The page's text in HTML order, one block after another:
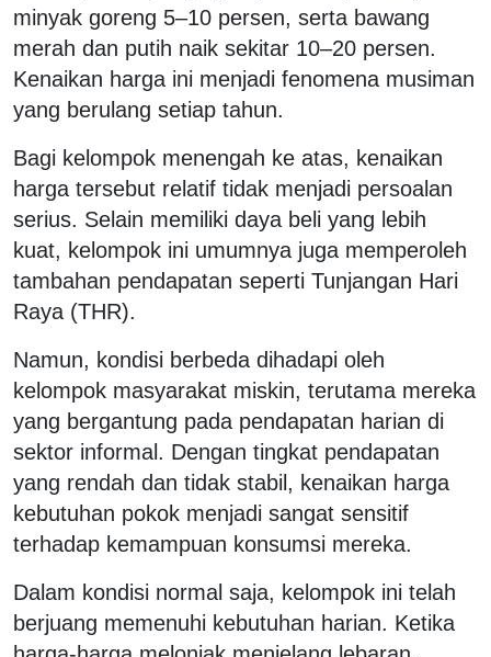
minyak goreng 5–10 persen, serta bawang
merah dan putih naik sekitar 10–20 persen.
Kenaikan harga ini menjadi fenomena musiman
yang berulang setiap tahun.
Bagi kelompok menengah ke atas, kenaikan
harga tersebut relatif tidak menjadi persoalan
serius. Selain memiliki daya beli yang lebih
kuat, kelompok ini umumnya juga memperoleh
tambahan pendapatan seperti Tunjangan Hari
Raya (THR).
Namun, kondisi berbeda dihadapi oleh
kelompok masyarakat miskin, terutama mereka
yang bergantung pada pendapatan harian di
sektor informal. Dengan tingkat pendapatan
yang rendah dan tidak stabil, kenaikan harga
kebutuhan pokok menjadi sangat sensitif
terhadap kemampuan konsumsi mereka.
Dalam kondisi normal saja, kelompok ini telah
berjuang memenuhi kebutuhan harian. Ketika